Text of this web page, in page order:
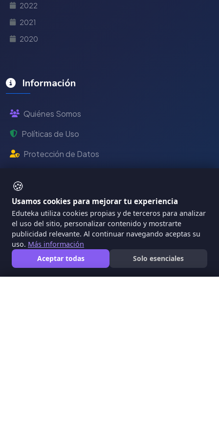
🍪
Usamos cookies para mejorar tu experiencia
Eduteka utiliza cookies propias y de terceros para analizar
el uso del sitio, personalizar contenido y mostrarte
publicidad relevante. Al continuar navegando aceptas su
uso. Más información
Aceptar todas
Solo esenciales
2022
2021
2020
Información
Quiénes Somos
Políticas de Uso
Protección de Datos
Plataforma educativa de laUniversidad ICESIque
provee materiales de calidad para docentes, directivos